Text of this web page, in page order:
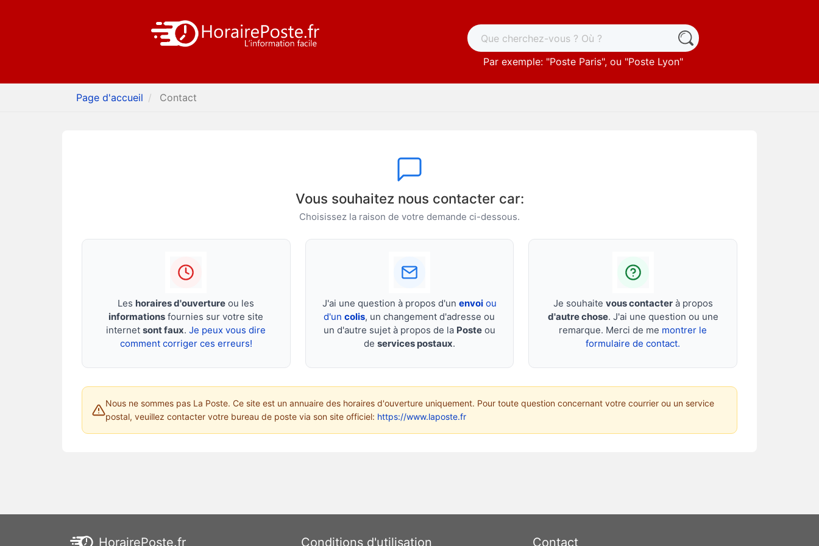
Par exemple: "Poste Paris", ou "Poste Lyon"
Page d'accueil Contact
Vous souhaitez nous contacter car:
Choisissez la raison de votre demande ci-dessous.
Les horaires d'ouverture ou les
informations fournies sur votre site
internetsont faux.Je peux vous dire
comment corriger ces erreurs!
J'ai une question à propos d'un envoiou
d'uncolis, un changement d'adresse ou
un d'autre sujet à propos de la Posteou
de services postaux.
Je souhaite vous contacterà propos
d'autre chose. J'ai une question ou une
remarque. Merci de me montrer le
formulaire de contact.
Nous ne sommes pas La Poste. Ce site est un annuaire des horaires d'ouverture uniquement. Pour toute question concernant votre courrier ou un service
postal, veuillez contacter votre bureau de poste via son site officiel: https://www.laposte.fr
HorairePoste.fr Conditions d'utilisation Contact